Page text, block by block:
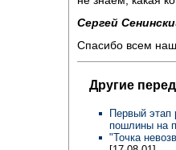
Сергей
Спасибо всем
Другие
Первый этап
пошлины на
"Точка